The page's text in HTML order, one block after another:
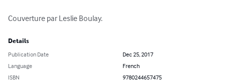
Couverture par Leslie Boulay.
Details
Publication Date
Dec 25, 2017
Language
French
ISBN
9780244657475